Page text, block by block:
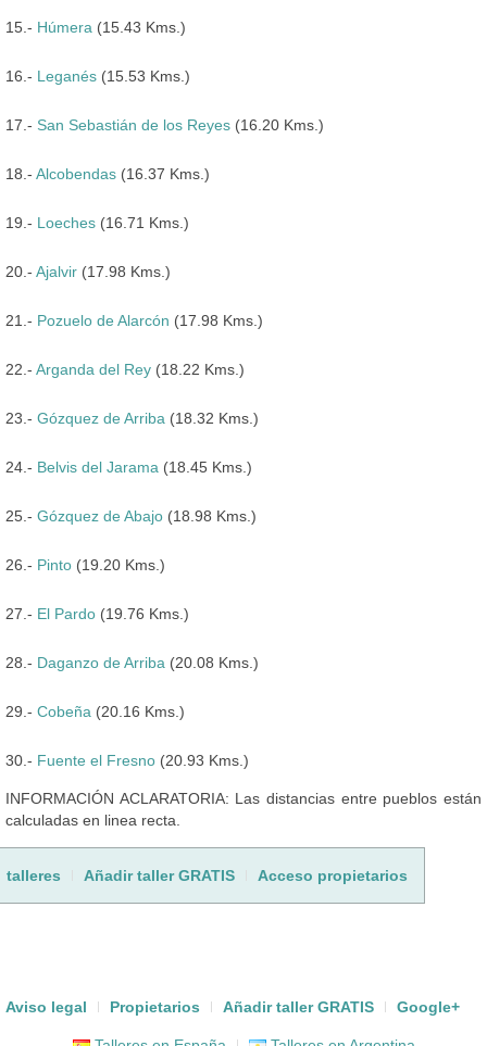
15.- Húmera (15.43 Kms.)
16.- Leganés (15.53 Kms.)
17.- San Sebastián de los Reyes (16.20 Kms.)
18.- Alcobendas (16.37 Kms.)
19.- Loeches (16.71 Kms.)
20.- Ajalvir (17.98 Kms.)
21.- Pozuelo de Alarcón (17.98 Kms.)
22.- Arganda del Rey (18.22 Kms.)
23.- Gózquez de Arriba (18.32 Kms.)
24.- Belvis del Jarama (18.45 Kms.)
25.- Gózquez de Abajo (18.98 Kms.)
26.- Pinto (19.20 Kms.)
27.- El Pardo (19.76 Kms.)
28.- Daganzo de Arriba (20.08 Kms.)
29.- Cobeña (20.16 Kms.)
30.- Fuente el Fresno (20.93 Kms.)
INFORMACIÓN ACLARATORIA: Las distancias entre pueblos están
calculadas en linea recta.
talleres Añadir taller GRATIS Acceso propietarios
Aviso legal Propietarios Añadir taller GRATIS Google+